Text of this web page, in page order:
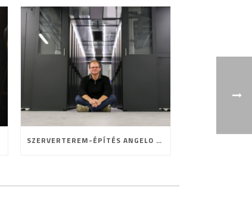
SZERVERTEREM-ÉPÍTÉS ANGELO MÓDRA